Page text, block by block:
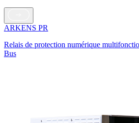
ARKENS PR
Relais de protection numérique
Bus